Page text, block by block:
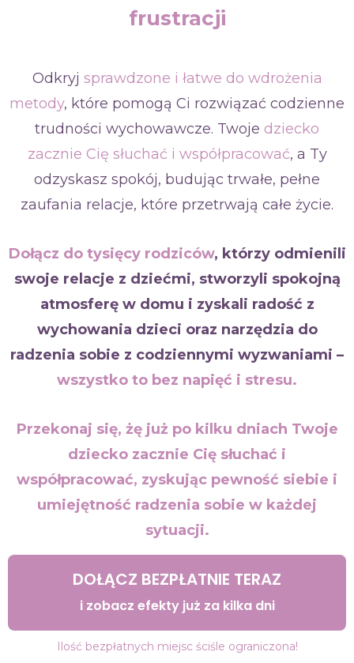
frustracji
Odkryj sprawdzone i łatwe do wdrożenia
metody, które pomogą Ci rozwiązać codzienne
trudności wychowawcze. Twoje dziecko
zacznie Cię słuchać i współpracować, a Ty
odzyskasz spokój, budując trwałe, pełne
zaufania relacje, które przetrwają całe życie.
Dołącz do tysięcy rodziców, którzy odmienili
swoje relacje z dziećmi, stworzyli spokojną
atmosferę w domu i zyskali radość z
wychowania dzieci oraz narzędzia do
radzenia sobie z codziennymi wyzwaniami –
wszystko to bez napięć i stresu.
Przekonaj się, żę już po kilku dniach Twoje
dziecko zacznie Cię słuchać i
współpracować, zyskując pewność siebie i
umiejętność radzenia sobie w każdej
sytuacji.
DOŁĄCZ BEZPŁATNIE TERAZ
i zobacz efekty już za kilka dni
Ilość bezpłatnych miejsc ściśle ograniczona!